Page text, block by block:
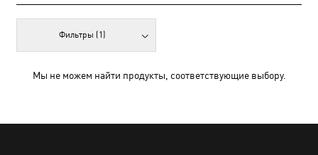
Фильтры (1)
Мы не можем найти продукты, соответствующие выбору.